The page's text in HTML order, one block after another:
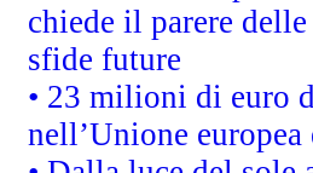
chiede il parere
sfide future
• 23 milioni di euro
nell’Unione